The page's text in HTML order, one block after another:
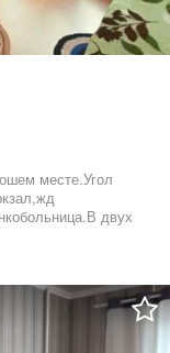
месте.Угол
двух
во
Выселение в
и